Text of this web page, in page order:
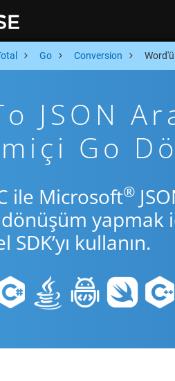
Go Conversion
JSON
Go
ile Microsoft®
yapmak
SDK’yı kullanın.